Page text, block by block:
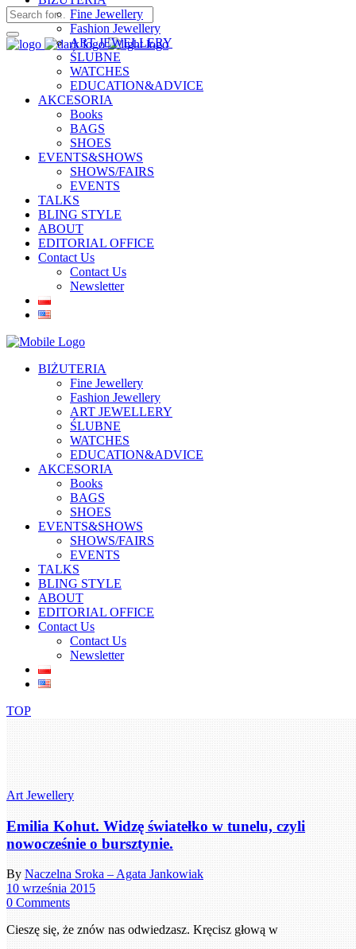
Fine Jewellery
Fashion Jewellery
ART JEWELLERY
ŚLUBNE
WATCHES
EDUCATION&ADVICE
AKCESORIA
Books
BAGS
SHOES
EVENTS&SHOWS
SHOWS/FAIRS
EVENTS
TALKS
BLING STYLE
ABOUT
EDITORIAL OFFICE
Contact Us
Contact Us
Newsletter
BIŻUTERIA
Fine Jewellery
Fashion Jewellery
ART JEWELLERY
ŚLUBNE
WATCHES
EDUCATION&ADVICE
AKCESORIA
Books
BAGS
SHOES
EVENTS&SHOWS
SHOWS/FAIRS
EVENTS
TALKS
BLING STYLE
ABOUT
EDITORIAL OFFICE
Contact Us
Contact Us
Newsletter
TOP
Art Jewellery
Emilia Kohut. Widzę światełko w tunelu, czyli
nowocześnie o bursztynie.
By Naczelna Sroka – Agata Jankowiak
10 września 2015
0 Comments
Cieszę się, że znów nas odwiedzasz. Kręcisz głową w